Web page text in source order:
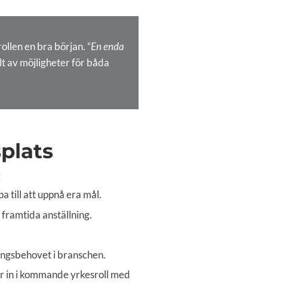
en bra början. ”En enda
av möjligheter för båda
till att uppnå era mål.
framtida anställning.
i branschen.
i kommande yrkesroll med